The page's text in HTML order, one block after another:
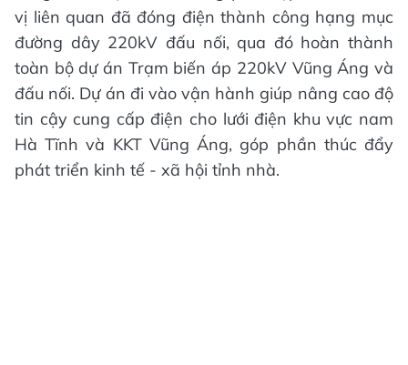
vị liên quan đã đóng điện thành công hạng mục
đường dây 220kV đấu nối, qua đó hoàn thành
toàn bộ dự án Trạm biến áp 220kV Vũng Áng và
đấu nối. Dự án đi vào vận hành giúp nâng cao độ
tin cậy cung cấp điện cho lưới điện khu vực nam
Hà Tĩnh và KKT Vũng Áng, góp phần thúc đẩy
phát triển kinh tế - xã hội tỉnh nhà.